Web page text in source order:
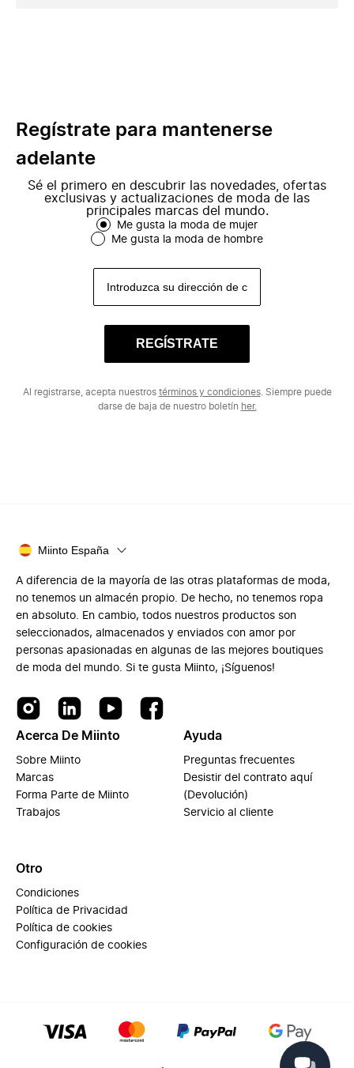
Regístrate para mantenerse
adelante
Sé el primero en descubrir las novedades, ofertas
exclusivas y actualizaciones de moda de las
principales marcas del mundo.
Me gusta la moda de mujer
Me gusta la moda de hombre
REGÍSTRATE
Al registrarse, acepta nuestros términos y condiciones. Siempre puede
darse de baja de nuestro boletín her.
Miinto España
A diferencia de la mayoría de las otras plataformas de moda,
no tenemos un almacén propio. De hecho, no tenemos ropa
en absoluto. En cambio, todos nuestros productos son
seleccionados, almacenados y enviados con amor por
personas apasionadas en algunas de las mejores boutiques
de moda del mundo. Si te gusta Miinto, ¡Síguenos!
Acerca De Miinto
Sobre Miinto
Marcas
Forma Parte de Miinto
Trabajos
Ayuda
Preguntas frecuentes
Desistir del contrato aquí
(Devolución)
Servicio al cliente
Otro
Condiciones
Política de Privacidad
Política de cookies
Configuración de cookies